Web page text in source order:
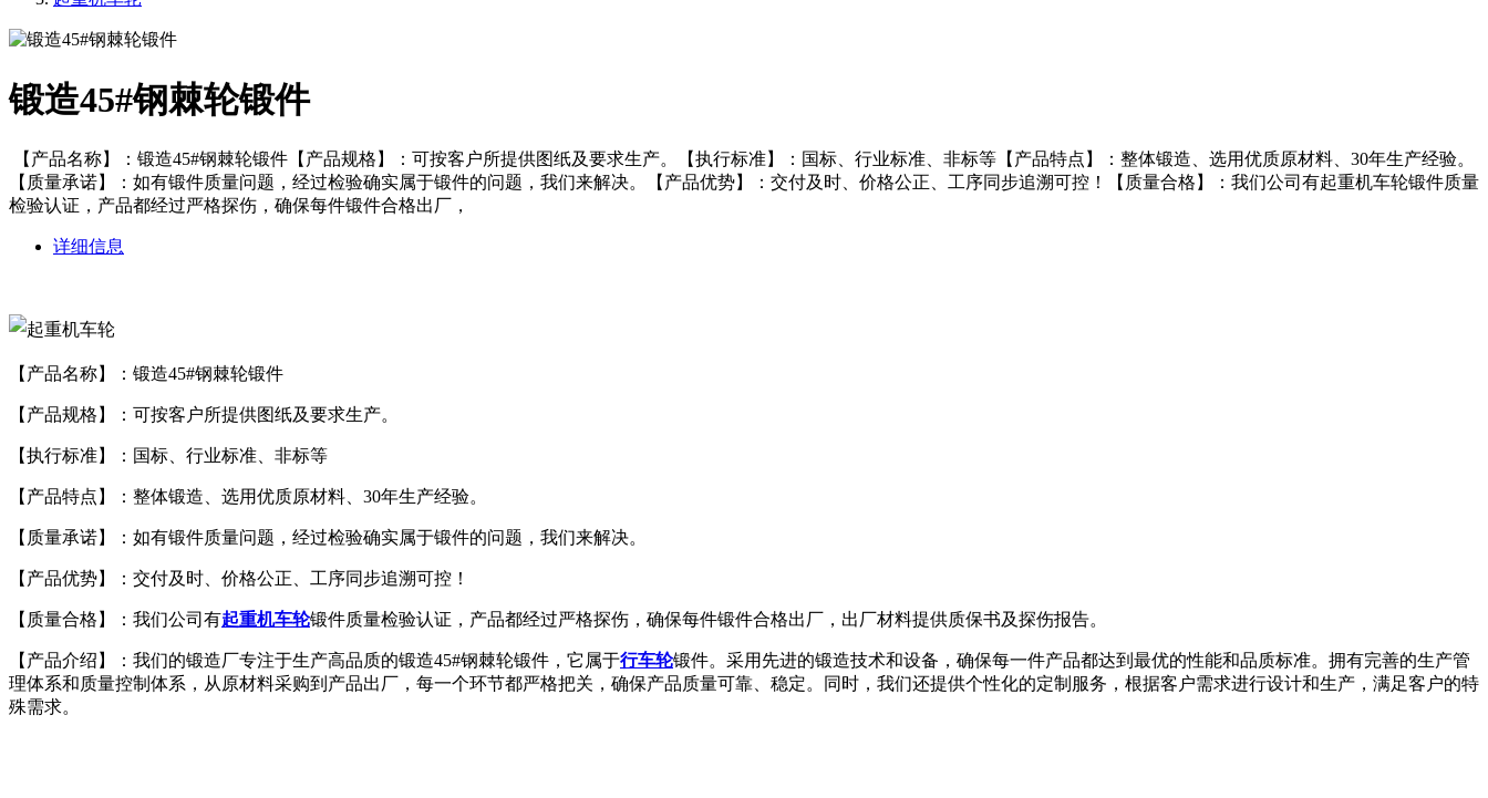
锻造45#钢棘轮锻件
【产品名称】：锻造45#钢棘轮锻件【产品规格】：可按客户所提供图纸及要求生产。【执行标准】：国标、行业标准、非标等【产品特点】：整体锻造、选用优质原材料、30年生产经验。
【质量承诺】：如有锻件质量问题，经过检验确实属于锻件的问题，我们来解决。【产品优势】：交付及时、价格公正、工序同步追溯可控！【质量合格】：我们公司有起重机车轮锻件质量
检验认证，产品都经过严格探伤，确保每件锻件合格出厂，
详细信息
【产品名称】：锻造45#钢棘轮锻件
【产品规格】：可按客户所提供图纸及要求生产。
【执行标准】：国标、行业标准、非标等
【产品特点】：整体锻造、选用优质原材料、30年生产经验。
【质量承诺】：如有锻件质量问题，经过检验确实属于锻件的问题，我们来解决。
【产品优势】：交付及时、价格公正、工序同步追溯可控！
【质量合格】：我们公司有起重机车轮锻件质量检验认证，产品都经过严格探伤，确保每件锻件合格出厂，出厂材料提供质保书及探伤报告。
【产品介绍】：我们的锻造厂专注于生产高品质的锻造45#钢棘轮锻件，它属于行车轮锻件。采用先进的锻造技术和设备，确保每一件产品都达到最优的性能和品质标准。拥有完善的生产管
理体系和质量控制体系，从原材料采购到产品出厂，每一个环节都严格把关，确保产品质量可靠、稳定。同时，我们还提供个性化的定制服务，根据客户需求进行设计和生产，满足客户的特
殊需求。